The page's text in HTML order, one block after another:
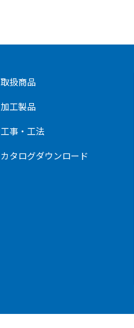
取扱商品
加工製品
工事・工法
カタログダウンロード